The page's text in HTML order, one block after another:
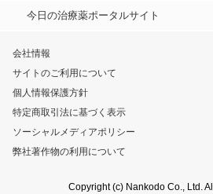
今日の治療薬ポータルサイト
会社情報
サイトのご利用について
個人情報保護方針
特定商取引法に基づく表示
ソーシャルメディアポリシー
弊社著作物の利用について
Copyright (c) Nankodo Co., Ltd.